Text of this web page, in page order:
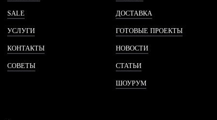
SALE
УСЛУГИ
КОНТАКТЫ
СОВЕТЫ
ДОСТАВКА
ГОТОВЫЕ ПРОЕКТЫ
НОВОСТИ
СТАТЬИ
ШОУРУМ